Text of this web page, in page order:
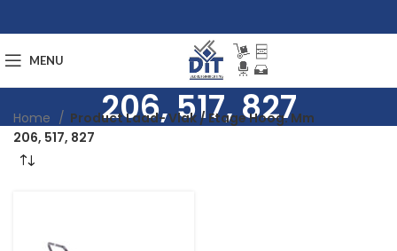
MENU
206, 517, 827
Home
Product Laad- Vlak / Etage Hoog. Mm
206, 517, 827